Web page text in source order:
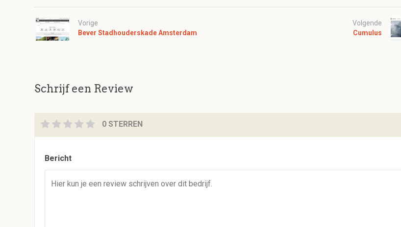
Vorige
Bever Stadhouderskade Amsterdam
Volgende
Cumulus
Schrijf een Review
0 STERREN
Bericht